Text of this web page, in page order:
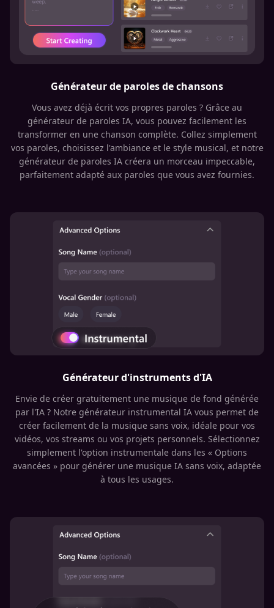
Générateur de paroles de chansons
Vous avez déjà écrit vos propres paroles ? Grâce au
générateur de paroles IA, vous pouvez facilement les
transformer en une chanson complète. Collez simplement
vos paroles, choisissez l'ambiance et le style musical, et notre
générateur de paroles IA créera un morceau impeccable,
parfaitement adapté aux paroles que vous avez fournies.
Générateur d'instruments d'IA
Envie de créer gratuitement une musique de fond générée
par l'IA ? Notre générateur instrumental IA vous permet de
créer facilement de la musique sans voix, idéale pour vos
vidéos, vos streams ou vos projets personnels. Sélectionnez
simplement l'option instrumentale dans les « Options
avancées » pour générer une musique IA sans voix, adaptée
à tous les usages.